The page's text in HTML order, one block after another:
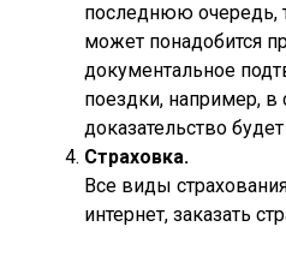
последнюю очередь,
может понадобится
документальное
поездки, например, в
доказательство
Страховка.
Все виды
интернет, заказать